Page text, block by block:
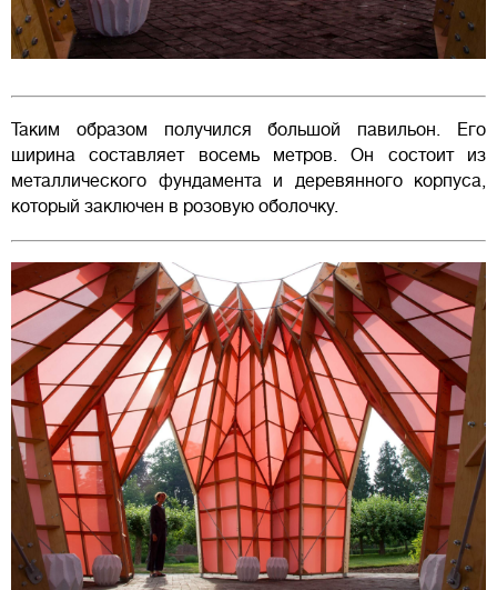
Таким образом получился большой павильон. Его
ширина составляет восемь метров. Он состоит из
металлического фундамента и деревянного корпуса,
который заключен в розовую оболочку.